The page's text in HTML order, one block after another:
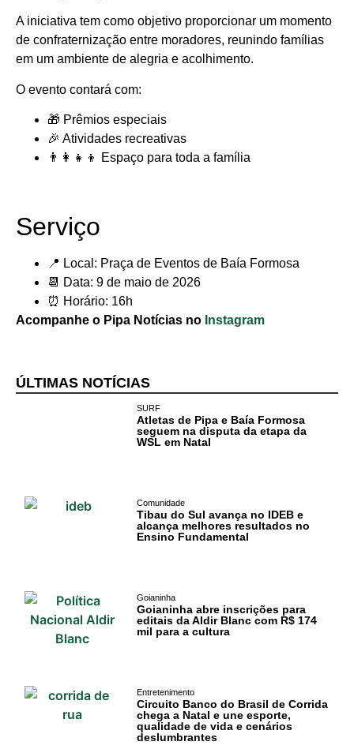
Comunidade
Acontece no
Comércio e
Negócios na
A iniciativa tem como objetivo proporcionar um momento
de confraternização entre moradores, reunindo famílias
em um ambiente de alegria e acolhimento.
O evento contará com:
🎁 Prêmios especiais
🎉 Atividades recreativas
👨‍👩‍👧‍👦 Espaço para toda a família
Serviço
📍 Local: Praça de Eventos de Baía Formosa
📆 Data: 9 de maio de 2026
⏰ Horário: 16h
Acompanhe o Pipa Notícias no Instagram
ÚLTIMAS NOTÍCIAS
SURF
Atletas de Pipa e Baía Formosa
seguem na disputa da etapa da
WSL em Natal
Comunidade
Tibau do Sul avança no IDEB e
alcança melhores resultados no
Ensino Fundamental
Goianinha
Goianinha abre inscrições para
editais da Aldir Blanc com R$ 174
mil para a cultura
Entretenimento
Circuito Banco do Brasil de Corrida
chega a Natal e une esporte,
qualidade de vida e cenários
deslumbrantes